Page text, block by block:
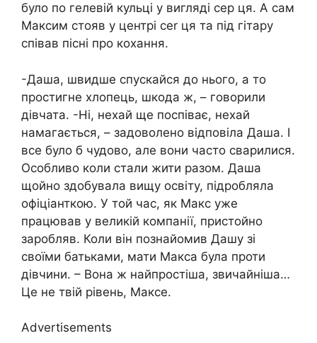
було по гелевій кульці у вигляді сеp ця. А сам
Максим стояв у центрі сеr ця та під гітару
співав пісні про кохання.
-Даша, швидше спускайся до нього, а то
простигне хлопець, шкода ж, – говорили
дівчата. -Ні, нехай ще поспіває, нехай
намагається, – задоволено відповіла Даша. І
все було б чудово, але вони часто сварилися.
Особливо коли стали жити разом. Даша
щойно здобувала вищу освіту, підробляла
офіціанткою. У той час, як Макс уже
працював у великій компанії, пристойно
заробляв. Коли він познайомив Дашу зі
своїми батьками, мати Макса була проти
дівчини. – Вона ж найпростіша, звичайніша…
Це не твій рівень, Максе.
Advertisements